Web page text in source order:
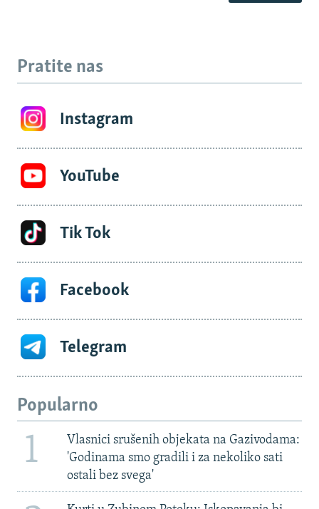
Pratite nas
Instagram
YouTube
Tik Tok
Facebook
Telegram
Popularno
1
Vlasnici srušenih objekata na Gazivodama:
'Godinama smo gradili i za nekoliko sati
ostali bez svega'